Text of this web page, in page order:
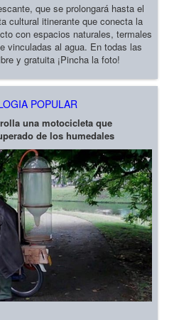
que se prolongará hasta el
cultural itinerante que conecta la
con espacios naturales, termales
vinculadas al agua. En todas las
y gratuita ¡Pincha la foto!
POPULAR
una motocicleta que
de los humedales